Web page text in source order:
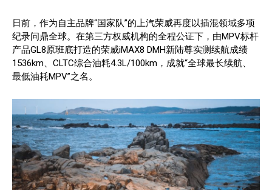
日前，作为自主品牌“国家队”的上汽荣威再度以插混领域多项
纪录问鼎全球。在第三方权威机构的全程公证下，由MPV标杆
产品GL8原班底打造的荣威iMAX8 DMH新陆尊实测续航成绩
1536km、CLTC综合油耗4.3L/100km，成就“全球最长续航、
最低油耗MPV”之名。